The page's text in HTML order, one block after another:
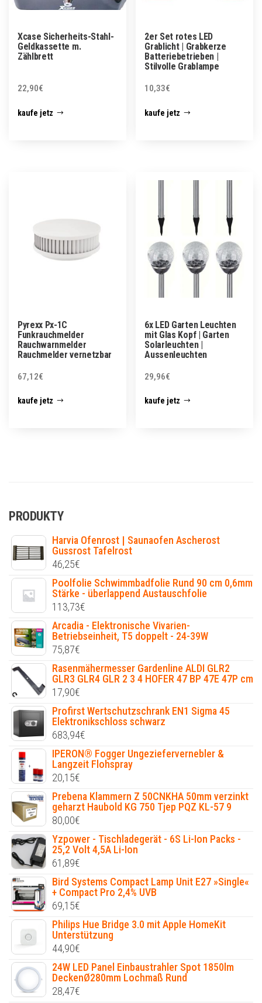
Xcase Sicherheits-Stahl-
Geldkassette m.
Zählbrett
22,90€
kaufe jetz
2er Set rotes LED
Grablicht | Grabkerze
Batteriebetrieben |
Stilvolle Grablampe
10,33€
kaufe jetz
Pyrexx Px-1C
Funkrauchmelder
Rauchwarnmelder
Rauchmelder vernetzbar
67,12€
kaufe jetz
6x LED Garten Leuchten
mit Glas Kopf | Garten
Solarleuchten |
Aussenleuchten
29,96€
kaufe jetz
PRODUKTY
Harvia Ofenrost | Saunaofen Ascherost
Gussrost Tafelrost
46,25€
Poolfolie Schwimmbadfolie Rund 90 cm 0,6mm
Stärke - überlappend Austauschfolie
113,73€
Arcadia - Elektronische Vivarien-
Betriebseinheit, T5 doppelt - 24-39W
75,87€
Rasenmähermesser Gardenline ALDI GLR2
GLR3 GLR4 GLR 2 3 4 HOFER 47 BP 47E 47P cm
17,90€
Profirst Wertschutzschrank EN1 Sigma 45
Elektronikschloss schwarz
683,94€
IPERON® Fogger Ungeziefervernebler &
Langzeit Flohspray
20,15€
Prebena Klammern Z 50CNKHA 50mm verzinkt
geharzt Haubold KG 750 Tjep PQZ KL-57 9
80,00€
Yzpower - Tischladegerät - 6S Li-Ion Packs -
25,2 Volt 4,5A Li-Ion
61,89€
Bird Systems Compact Lamp Unit E27 »Single«
+ Compact Pro 2,4% UVB
69,15€
Philips Hue Bridge 3.0 mit Apple HomeKit
Unterstützung
44,90€
24W LED Panel Einbaustrahler Spot 1850lm
DeckenØ280mm Lochmaß Rund
28,47€